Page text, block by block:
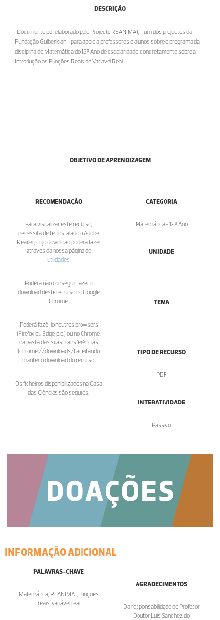
DESCRIÇÃO
: Documento pdf elaborado pelo Projecto REANIMAT, - um dos projectos da
Fundação Gulbenkian - para apoio a professores e alunos sobre o programa da
disciplina de Matemática do 12º Ano de escolaridade, concretamente sobre a
Introdução às Funções Reais de Variável Real.
OBJETIVO DE APRENDIZAGEM
RECOMENDAÇÃO
Para visualizar este recurso,
necessita de ter instalado o Adobe
Reader, cujo download poderá fazer
através da nossa página de
utilidades
Poderá não conseguir fazer o
download deste recurso no Google
Chrome.
Poderá fazê-lo noutros browsers
(Firefox ou Edge, p.e.) ou no Chrome,
na pasta das suas transferências
(chrome://downloads/) aceitando
manter o download do recurso.
Os ficheiros disponibilizados na Casa
das Ciências são seguros.
CATEGORIA
Matemática - 12º Ano
UNIDADE
-
TEMA
-
TIPO DE RECURSO
PDF
INTERATIVIDADE
Passivo
INFORMAÇÃO ADICIONAL
PALAVRAS-CHAVE
Matemática, REANIMAT, funções
reais, variável real
AGRADECIMENTOS
Da responsabilidade do Profesor
Doutor Luis Sanchez do